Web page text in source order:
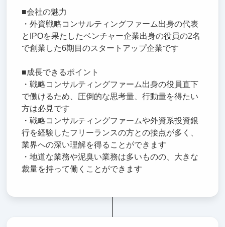
■会社の魅力
・外資戦略コンサルティングファーム出身の代表
とIPOを果たしたベンチャー企業出身の役員の2名
で創業した6期目のスタートアップ企業です
■成長できるポイント
・戦略コンサルティングファーム出身の役員直下
で働けるため、圧倒的な思考量、行動量を得たい
方は必見です
・戦略コンサルティングファームや外資系投資銀
行を経験したフリーランスの方との接点が多く、
業界への深い理解を得ることができます
・地道な業務や泥臭い業務は多いものの、大きな
裁量を持って働くことができます